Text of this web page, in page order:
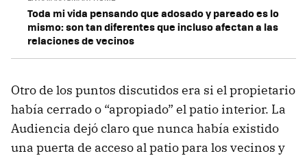
Toda mi vida pensando que adosado y pareado es lo
mismo: son tan diferentes que incluso afectan a las
relaciones de vecinos
Otro de los puntos discutidos era si el propietario
había cerrado o “apropiado” el patio interior. La
Audiencia dejó claro que nunca había existido
una puerta de acceso al patio para los vecinos y